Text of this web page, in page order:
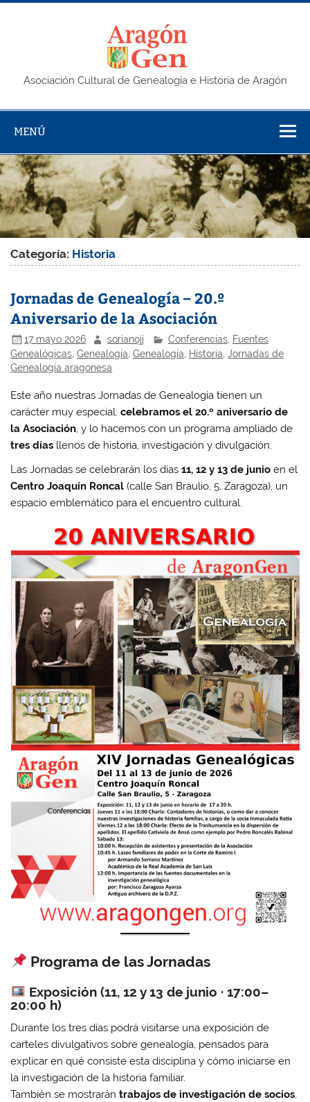
Saltar
Asociación Cultural de Genealogía e Historia de Aragón
MENÚ
Categoría: Historia
Jornadas de Genealogía – 20.º
Aniversario de la Asociación
17 mayo 2026 sorianojj Conferencias, Fuentes
Genealógicas,Genealogía,Genealogía, Historia,Jornadas de
Genealogía aragonesa
Este año nuestras Jornadas de Genealogía tienen un
carácter muy especial:celebramos el 20.º aniversario de
la Asociación, y lo hacemos con un programa ampliado de
tres días llenos de historia, investigación y divulgación.
Las Jornadas se celebrarán los días11, 12 y 13 de junio en el
Centro Joaquín Roncal (calle San Braulio, 5, Zaragoza), un
espacio emblemático para el encuentro cultural.
Programa de las Jornadas
Exposición (11, 12 y 13 de junio · 17:00–
20:00 h)
Durante los tres días podrá visitarse una exposición de
carteles divulgativos sobre genealogía, pensados para
explicar en qué consiste esta disciplina y cómo iniciarse en
la investigación de la historia familiar.
También se mostrarántrabajos de investigación de socios,